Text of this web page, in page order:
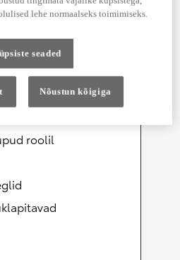
roolil
lehe normaalseks toimimiseks.
seaded
Nõustun kõigiga